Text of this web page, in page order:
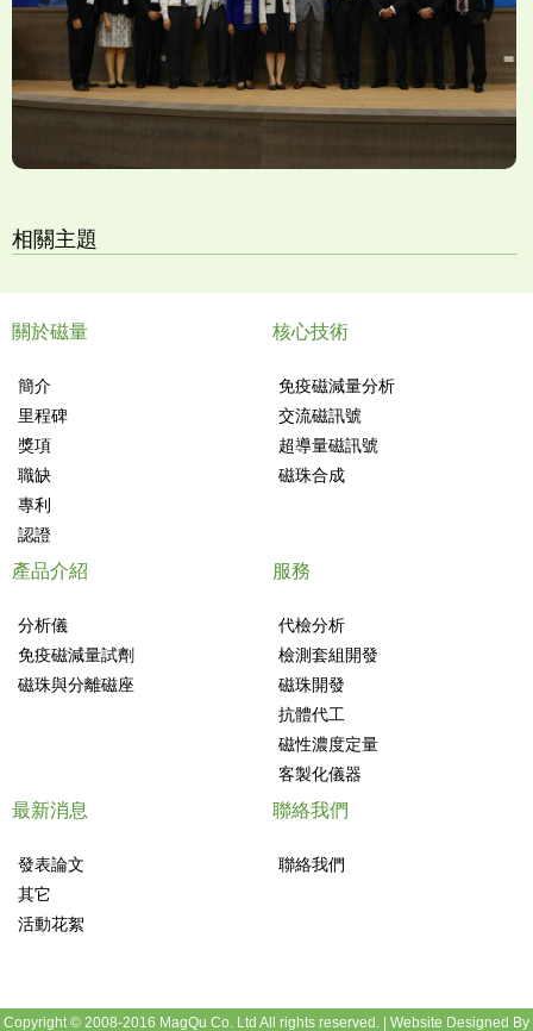
相關主題
關於磁量
簡介
里程碑
獎項
職缺
專利
認證
核心技術
免疫磁減量分析
交流磁訊號
超導量磁訊號
磁珠合成
產品介紹
分析儀
免疫磁減量試劑
磁珠與分離磁座
服務
代檢分析
檢測套組開發
磁珠開發
抗體代工
磁性濃度定量
客製化儀器
最新消息
發表論文
其它
活動花絮
聯絡我們
聯絡我們
Copyright © 2008-2016 MagQu Co. Ltd All rights reserved. | Website Designed By